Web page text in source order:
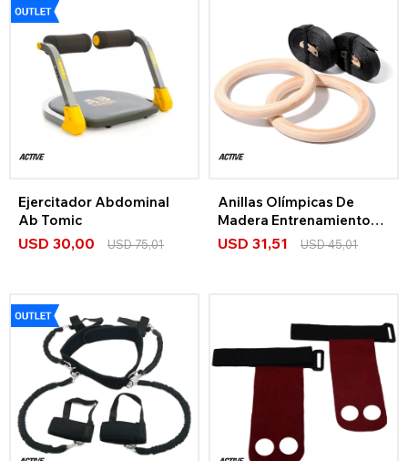
Ejercitador Abdominal
Ab Tomic
USD 30,00 USD75,01
Anillas Olímpicas De
Madera Entrenamiento
Funcional Crossfit
USD 31,51 USD45,01